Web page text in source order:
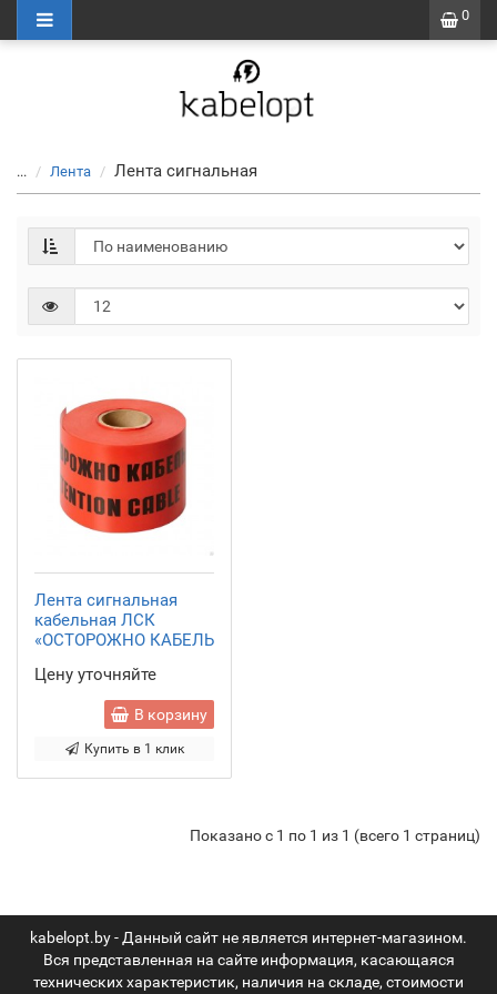
0
... Лента Лента сигнальная
Лента сигнальная
кабельная ЛСК
«ОСТОРОЖНО КАБЕЛЬ
Цену уточняйте
В корзину
Купить в 1 клик
Показано с 1 по 1 из 1 (всего 1 страниц)
kabelopt.by - Данный сайт не является интернет-магазином.
Вся представленная на сайте информация, касающаяся
технических характеристик, наличия на складе, стоимости